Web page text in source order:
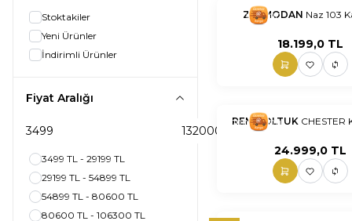
Stoktakiler
Yeni Ürünler
İndirimli Ürünler
Fiyat Aralığı
3499 TL - 29199 TL
29199 TL - 54899 TL
54899 TL - 80600 TL
80600 TL - 106300 TL
nnnnn nn
ZERMODAN Naz 103
18.199,0TL
nnnnn nn
REM KOLTUK CHESTER
24.999,0TL